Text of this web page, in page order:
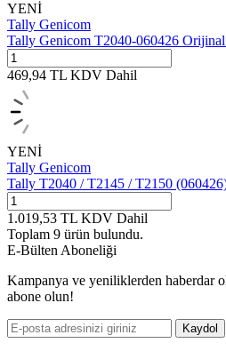
YENİ
Tally Genicom
Tally Genicom T2040-060426
469,94 TL KDV Dahil
YENİ
Tally Genicom
Tally T2040 / T2145 / T2150
1.019,53 TL KDV Dahil
Toplam 9 ürün bulundu.
E-Bülten Aboneliği
Kampanya ve yeniliklerden haberdar
abone olun!
Kaydol